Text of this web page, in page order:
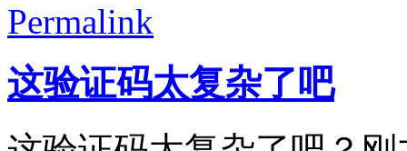
Permalink
这验证码太复杂了吧